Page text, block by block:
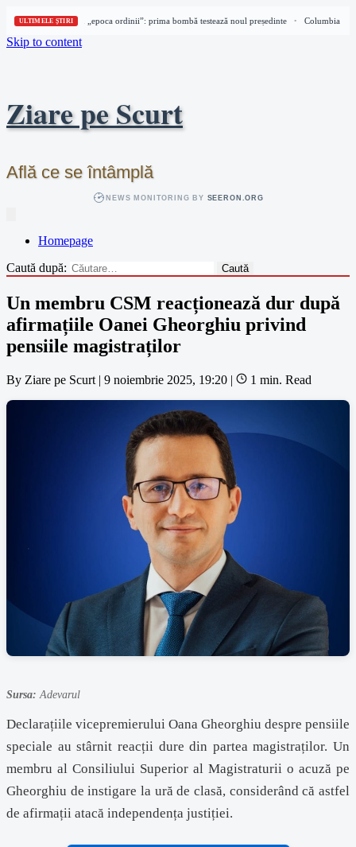
ULTIMELE ȘTIRI
Columbia intră în „epoca ordinii”: prima bombă testează noul președinte Columbia
Skip to content
Ziare pe Scurt
Află ce se întâmplă
NEWS MONITORING BY SEERON.ORG
Homepage
Caută după:
Un membru CSM reacționează dur după
afirmațiile Oanei Gheorghiu privind
pensiile magistraților
By Ziare pe Scurt | 9 noiembrie 2025, 19:20 | 1 min. Read
Sursa: Adevarul
Declarațiile vicepremierului Oana Gheorghiu despre pensiile
speciale au stârnit reacții dure din partea magistraților. Un
membru al Consiliului Superior al Magistraturii o acuză pe
Gheorghiu de instigare la ură de clasă, considerând că astfel
de afirmații atacă independența justiției.